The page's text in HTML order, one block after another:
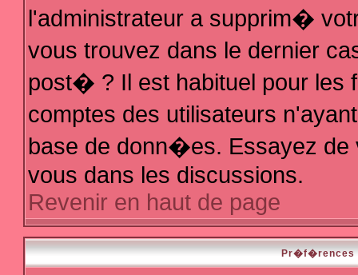
l'administrateur a supprim�
vous trouvez dans le dernier
post� ? Il est habituel pour les
comptes des utilisateurs
base de donn�es. Essayez de
vous dans les discussions.
Revenir en haut de page
Pr�f�rences